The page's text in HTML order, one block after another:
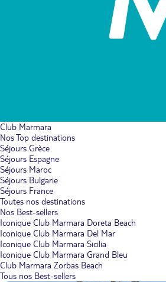
Club Marmara
Nos Top destinations
Séjours Grèce
Séjours Espagne
Séjours Maroc
Séjours Bulgarie
Séjours France
Toutes nos destinations
Nos Best-sellers
Iconique Club Marmara Doreta Beach
Iconique Club Marmara Del Mar
Iconique Club Marmara Sicilia
Iconique Club Marmara Grand Bleu
Club Marmara Zorbas Beach
Tous nos Best-sellers